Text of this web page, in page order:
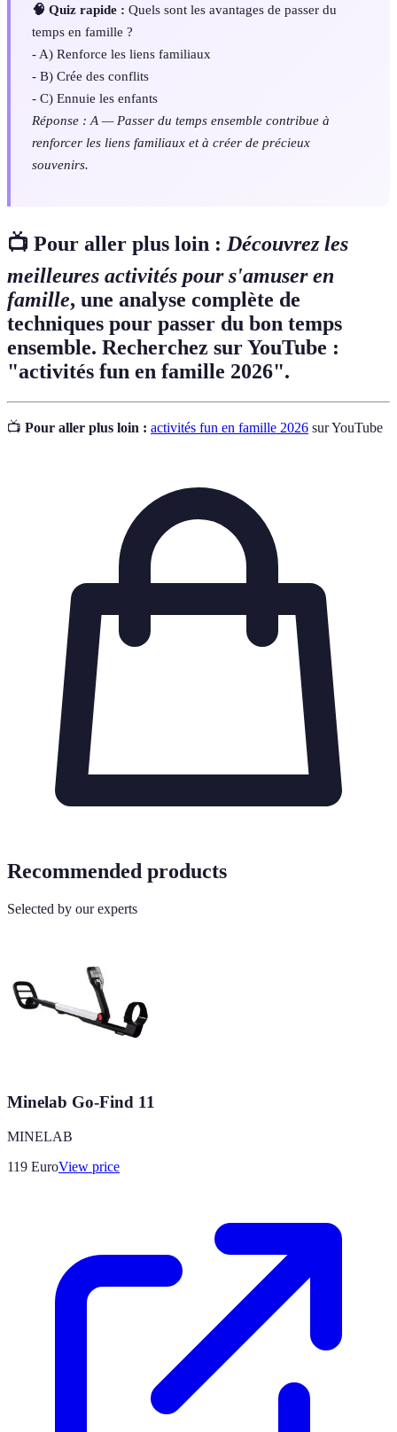
🧠 Quiz rapide : Quels sont les avantages de passer du
temps en famille ?
- A) Renforce les liens familiaux
- B) Crée des conflits
- C) Ennuie les enfants
Réponse : A — Passer du temps ensemble contribue à
renforcer les liens familiaux et à créer de précieux
souvenirs.
📺 Pour aller plus loin : Découvrez les
meilleures activités pour s'amuser en
famille, une analyse complète de
techniques pour passer du bon temps
ensemble. Recherchez sur YouTube :
"activités fun en famille 2026".
📺 Pour aller plus loin : activités fun en famille 2026 sur YouTube
Recommended products
Selected by our experts
Minelab Go-Find 11
MINELAB
119 EuroView price